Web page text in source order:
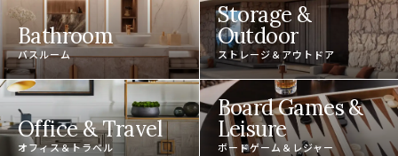
Bathroom
バスルーム
Storage &
Outdoor
ストレージ＆アウトドア
Office & Travel
オフィス＆トラベル
Board Games &
Leisure
ボードゲーム＆レジャー